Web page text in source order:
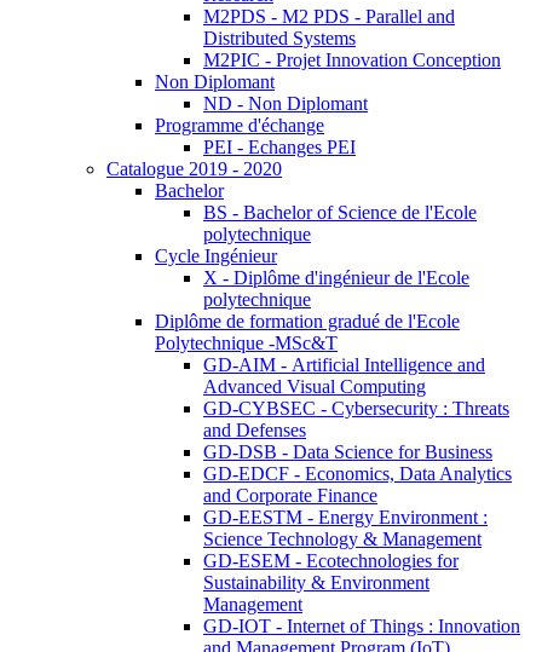
M2PDS - M2 PDS - Parallel and
Distributed Systems
M2PIC - Projet Innovation Conception
Non Diplomant
ND - Non Diplomant
Programme d'échange
PEI - Echanges PEI
Catalogue 2019 - 2020
Bachelor
BS - Bachelor of Science de l'Ecole
polytechnique
Cycle Ingénieur
X - Diplôme d'ingénieur de l'Ecole
polytechnique
Diplôme de formation gradué de l'Ecole
Polytechnique -MSc&T
GD-AIM - Artificial Intelligence and
Advanced Visual Computing
GD-CYBSEC - Cybersecurity : Threats
and Defenses
GD-DSB - Data Science for Business
GD-EDCF - Economics, Data Analytics
and Corporate Finance
GD-EESTM - Energy Environment :
Science Technology & Management
GD-ESEM - Ecotechnologies for
Sustainability & Environment
Management
GD-IOT - Internet of Things : Innovation
and Management Program (IoT)